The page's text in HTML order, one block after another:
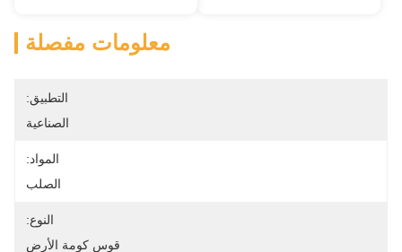
معلومات مفصلة
التطبيق:
الصناعية
المواد:
الصلب
النوع:
قوس كومة الأرض